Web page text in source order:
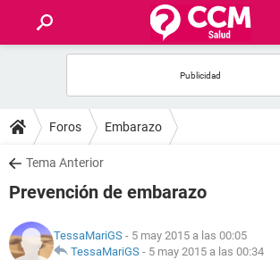
FOROS
SALUD
NUTRICIÓN
Foros Embarazo
Tema Anterior
Prevención de embarazo
TessaMariGS - 5 may 2015 a las 00:05
TessaMariGS - 5 may 2015 a las 00:34